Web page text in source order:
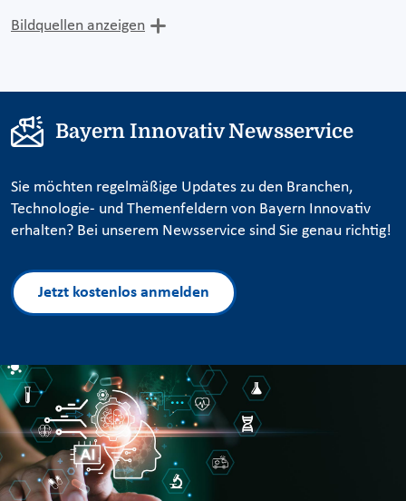
Bildquellen anzeigen
Bayern Innovativ Newsservice
Sie möchten regelmäßige Updates zu den Branchen,
Technologie- und Themenfeldern von Bayern Innovativ
erhalten? Bei unserem Newsservice sind Sie genau richtig!
Jetzt kostenlos anmelden